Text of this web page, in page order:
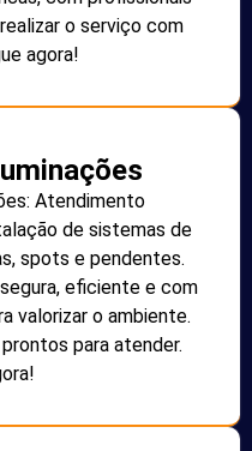
o serviço com
agora!
Atendimento
de sistemas de
spots e pendentes.
eficiente e com
valorizar o ambiente.
para atender.